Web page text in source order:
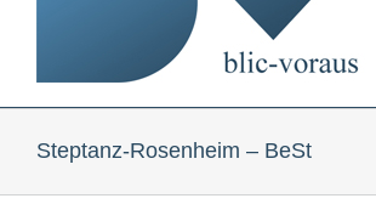
Steptanz-Rosenheim – BeSt